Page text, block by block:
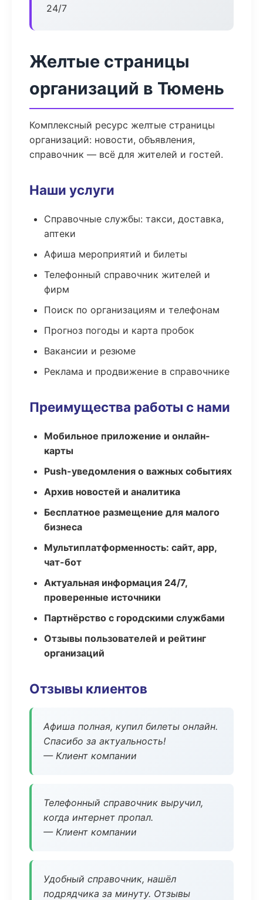
24/7
Желтые страницы
организаций в Тюмень
Комплексный ресурс желтые страницы
организаций: новости, объявления,
справочник — всё для жителей и гостей.
Наши услуги
Справочные службы: такси, доставка,
аптеки
Афиша мероприятий и билеты
Телефонный справочник жителей и
фирм
Поиск по организациям и телефонам
Прогноз погоды и карта пробок
Вакансии и резюме
Реклама и продвижение в справочнике
Преимущества работы с нами
Мобильное приложение и онлайн-
карты
Push-уведомления о важных событиях
Архив новостей и аналитика
Бесплатное размещение для малого
бизнеса
Мультиплатформенность: сайт, app,
чат-бот
Актуальная информация 24/7,
проверенные источники
Партнёрство с городскими службами
Отзывы пользователей и рейтинг
организаций
Отзывы клиентов
Афиша полная, купил билеты онлайн.
Спасибо за актуальность!
— Клиент компании
Телефонный справочник выручил,
когда интернет пропал.
— Клиент компании
Удобный справочник, нашёл
подрядчика за минуту. Отзывы